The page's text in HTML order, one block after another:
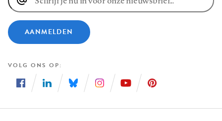
E-
mailadres
AANMELDEN
VOLG ONS OP
ons
ons
ons
ons
ons
ons